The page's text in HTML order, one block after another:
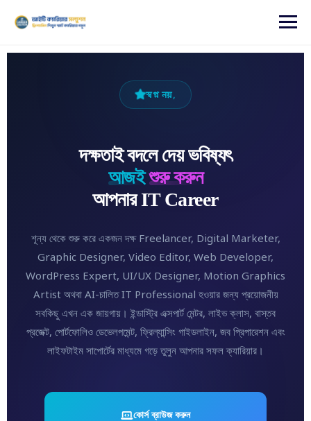
স্বপ্ন নয়,
দক্ষতাই বদলে দেয় ভবিষ্যৎ
আজই শুরু করুন
আপনার IT Career
শূন্য থেকে শুরু করে একজন দক্ষ Freelancer, Digital Marketer,
Graphic Designer, Video Editor, Web Developer,
WordPress Expert, UI/UX Designer, Motion Graphics
Artist অথবা AI-চালিত IT Professional হওয়ার জন্য প্রয়োজনীয়
সবকিছু এখন এক জায়গায়। ইন্ডাস্ট্রি এক্সপার্ট মেন্টর, লাইভ ক্লাস, বাস্তব
প্রজেক্ট, পোর্টফোলিও ডেভেলপমেন্ট, ফ্রিল্যান্সিং গাইডলাইন, জব প্রিপারেশন এবং
লাইফটাইম সাপোর্টের মাধ্যমে গড়ে তুলুন আপনার সফল ক্যারিয়ার।
কোর্স ব্রাউজ করুন